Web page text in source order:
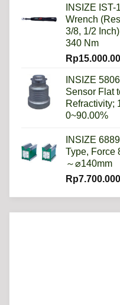
INSIZE
Wrench
3/8, 1/2
340 Nm
Rp
INSIZE
Sensor Flat
Refractivity;
0~90.00%
INSIZE
Type, Force
～⌀140mm
Rp7.700.000